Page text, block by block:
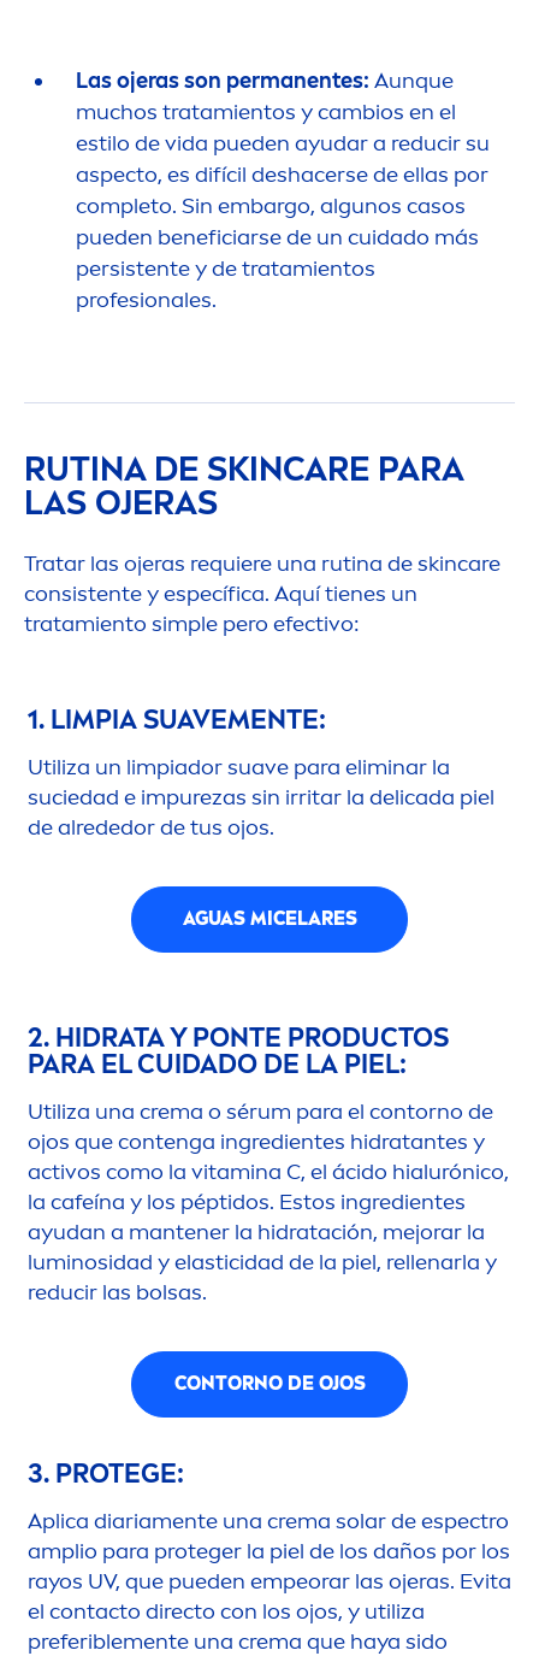
Las ojeras son permanentes: Aunque
muchos tratamientos y cambios en el
estilo de vida pueden ayudar a reducir su
aspecto, es difícil deshacerse de ellas por
completo. Sin embargo, algunos casos
pueden beneficiarse de un cuidado más
persistente y de tratamientos
profesionales.
RUTINA DE SKINCARE PARA
LAS OJERAS
Tratar las ojeras requiere una rutina deskincare
consistente y específica. Aquí tienes un
tratamiento simple pero efectivo:
1. LIMPIA SUAVEMENTE:
Utiliza un limpiador suave para eliminar la
suciedad e impurezas sin irritar la delicada piel
de alrededor de tus ojos.
AGUAS MICELARES
2. HIDRATA Y PONTE PRODUCTOS
PARA EL CUIDADO DE LA PIEL:
Utiliza una crema o sérum para el contorno de
ojos que contenga ingredientes hidratantes y
activos como la vitamina C, el ácido hialurónico,
la cafeína y los péptidos. Estos ingredientes
ayudan a mantener la hidratación, mejorar la
luminosidad y elasticidad de la piel, rellenarla y
reducir las bolsas.
CONTORNO DE OJOS
3. PROTEGE:
Aplica diariamente una crema solar de espectro
amplio para proteger la piel de los daños por los
rayos UV, que pueden empeorar las ojeras. Evita
el contacto directo con los ojos, y utiliza
preferiblemente una crema que haya sido